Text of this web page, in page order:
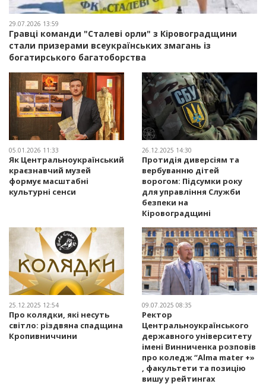
29.07.2026 13:59
Гравці команди "Сталеві орли" з Кіровоградщини
стали призерами всеукраїнських змагань із
богатирського багатоборства
05.01.2026 11:33
Як Центральноукраїнський
краєзнавчий музей
формує масштабні
культурні сенси
26.12.2025 14:30
Протидія диверсіям та
вербуванню дітей
ворогом: Підсумки року
для управління Служби
безпеки на
Кіровоградщині
25.12.2025 12:54
Про колядки, які несуть
світло: різдвяна спадщина
Кропивниччини
09.07.2025 08:35
Ректор
Центральноукраїнського
державного університету
імені Винниченка розповів
про коледж “Alma mater +»
, факультети та позицію
вишу у рейтингах